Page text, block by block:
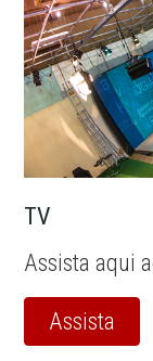
TV
Assista aqui
Assista